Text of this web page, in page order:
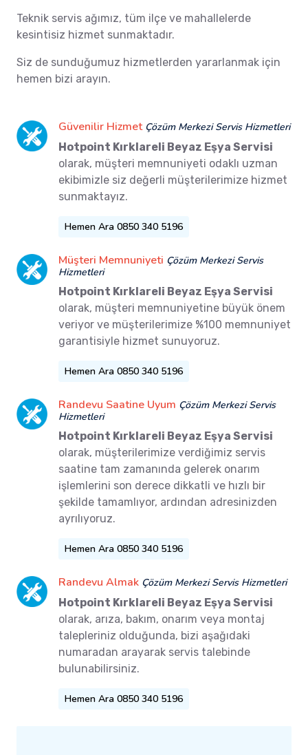
Teknik servis ağımız, tüm ilçe ve mahallelerde
kesintisiz hizmet sunmaktadır.
Siz de sunduğumuz hizmetlerden yararlanmak için
hemen bizi arayın.
Güvenilir Hizmet Çözüm Merkezi Servis Hizmetleri
Hotpoint Kırklareli Beyaz Eşya Servisi
olarak, müşteri memnuniyeti odaklı uzman
ekibimizle siz değerli müşterilerimize hizmet
sunmaktayız.
Hemen Ara 0850 340 5196
Müşteri Memnuniyeti Çözüm Merkezi Servis
Hizmetleri
Hotpoint Kırklareli Beyaz Eşya Servisi
olarak, müşteri memnuniyetine büyük önem
veriyor ve müşterilerimize %100 memnuniyet
garantisiyle hizmet sunuyoruz.
Hemen Ara 0850 340 5196
Randevu Saatine Uyum Çözüm Merkezi Servis
Hizmetleri
Hotpoint Kırklareli Beyaz Eşya Servisi
olarak, müşterilerimize verdiğimiz servis
saatine tam zamanında gelerek onarım
işlemlerini son derece dikkatli ve hızlı bir
şekilde tamamlıyor, ardından adresinizden
ayrılıyoruz.
Hemen Ara 0850 340 5196
Randevu Almak Çözüm Merkezi Servis Hizmetleri
Hotpoint Kırklareli Beyaz Eşya Servisi
olarak, arıza, bakım, onarım veya montaj
talepleriniz olduğunda, bizi aşağıdaki
numaradan arayarak servis talebinde
bulunabilirsiniz.
Hemen Ara 0850 340 5196